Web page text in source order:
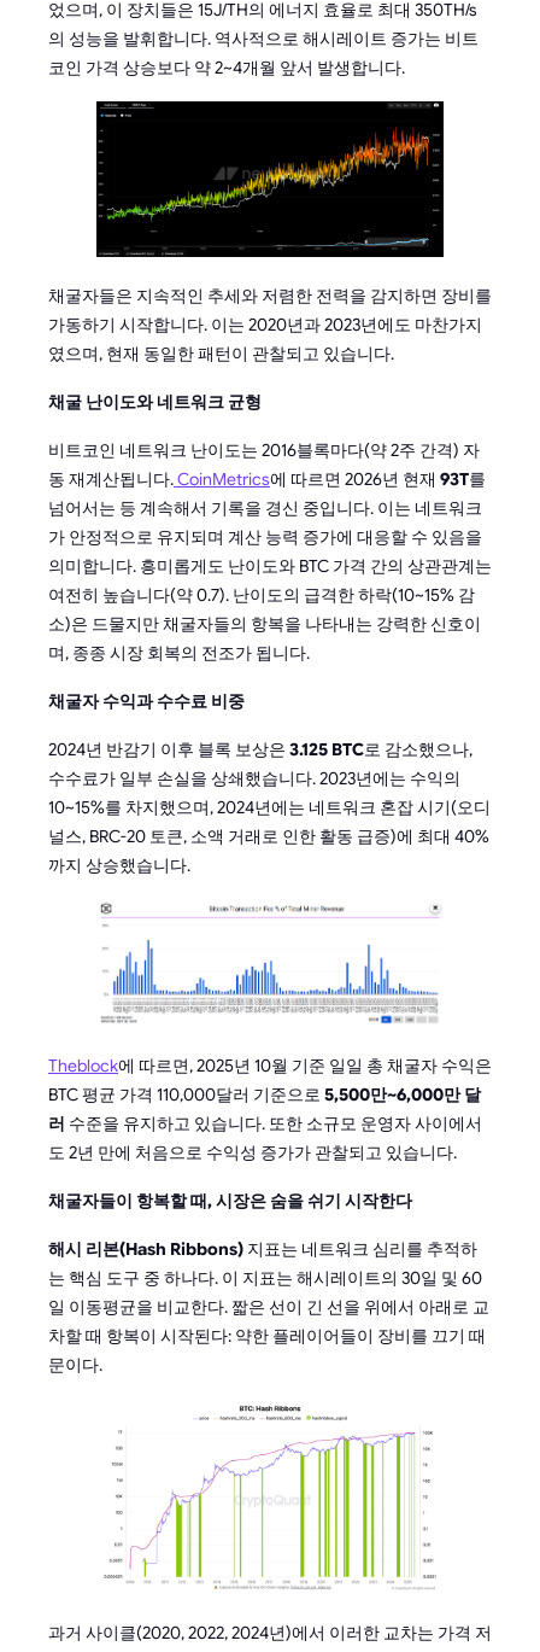
었으며, 이 장치들은 15J/TH의 에너지 효율로 최대 350TH/s
의 성능을 발휘합니다. 역사적으로 해시레이트 증가는 비트
코인 가격 상승보다 약 2~4개월 앞서 발생합니다.
채굴자들은 지속적인 추세와 저렴한 전력을 감지하면 장비를
가동하기 시작합니다. 이는 2020년과 2023년에도 마찬가지
였으며, 현재 동일한 패턴이 관찰되고 있습니다.
채굴 난이도와 네트워크 균형
비트코인 네트워크 난이도는 2016블록마다(약 2주 간격) 자
동 재계산됩니다.CoinMetrics에 따르면 2026년 현재 93T를
넘어서는 등 계속해서 기록을 경신 중입니다. 이는 네트워크
가 안정적으로 유지되며 계산 능력 증가에 대응할 수 있음을
의미합니다. 흥미롭게도 난이도와 BTC 가격 간의 상관관계는
여전히 높습니다(약 0.7). 난이도의 급격한 하락(10~15% 감
소)은 드물지만 채굴자들의 항복을 나타내는 강력한 신호이
며, 종종 시장 회복의 전조가 됩니다.
채굴자 수익과 수수료 비중
2024년 반감기 이후 블록 보상은 3.125 BTC로 감소했으나,
수수료가 일부 손실을 상쇄했습니다. 2023년에는 수익의
10~15%를 차지했으며, 2024년에는 네트워크 혼잡 시기(오디
널스, BRC-20 토큰, 소액 거래로 인한 활동 급증)에 최대 40%
까지 상승했습니다.
Theblock에 따르면, 2025년 10월 기준 일일 총 채굴자 수익은
BTC 평균 가격 110,000달러 기준으로 5,500만~6,000만 달
러 수준을 유지하고 있습니다. 또한 소규모 운영자 사이에서
도 2년 만에 처음으로 수익성 증가가 관찰되고 있습니다.
채굴자들이 항복할 때, 시장은 숨을 쉬기 시작한다
해시 리본(Hash Ribbons) 지표는 네트워크 심리를 추적하
는 핵심 도구 중 하나다. 이 지표는 해시레이트의 30일 및 60
일 이동평균을 비교한다. 짧은 선이 긴 선을 위에서 아래로 교
차할 때 항복이 시작된다: 약한 플레이어들이 장비를 끄기 때
문이다.
과거 사이클(2020, 2022, 2024년)에서 이러한 교차는 가격 저